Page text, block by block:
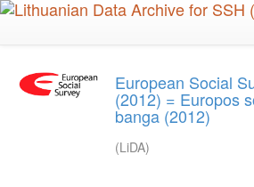
Skip
European Social
(2012) = Europos
banga (2012)
(LiDA)